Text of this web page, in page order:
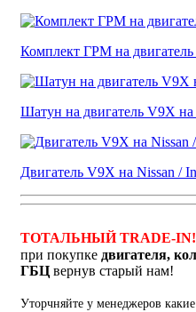
Комплект ГРМ на
Шатун на двигатель V9X
Двигатель V9X на Nissan /
ТОТАЛЬНЫЙ TRADE-IN!
при покупке двигателя,
ГБЦ вернув старый нам!
Уторчняйте у менеджеров